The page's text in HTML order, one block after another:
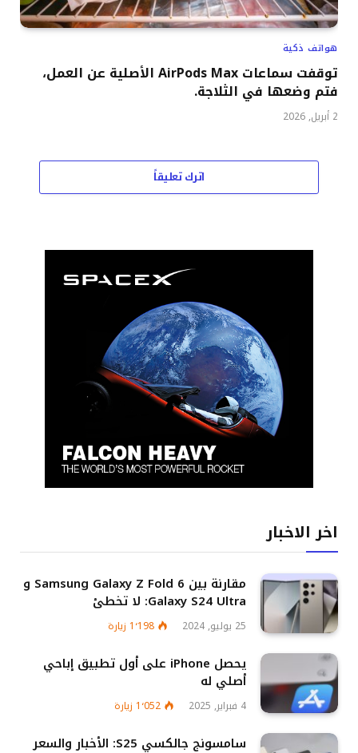
هواتف ذكية
توقفت سماعات AirPods Max الأصلية عن العمل،
فتم وضعها في الثلاجة.
2 أبريل, 2026
اترك تعليقاً
اخر الاخبار
مقارنة بين Samsung Galaxy Z Fold 6 و
Galaxy S24 Ultra: لا تخطئ
25 يوليو, 2024 1٬198 زيارة
يحصل iPhone على أول تطبيق إباحي
أصلي له
4 فبراير, 2025 1٬052 زيارة
سامسونج جالكسي S25: الأخبار والسعر